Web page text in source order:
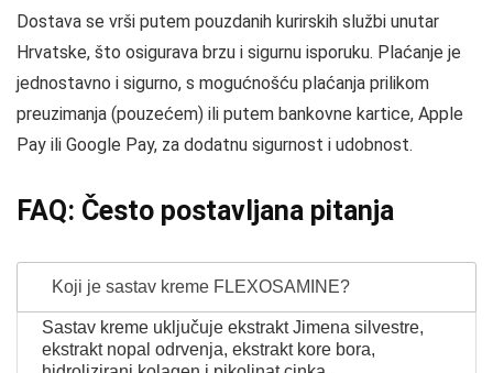
Dostava se vrši putem pouzdanih kurirskih službi unutar
Hrvatske, što osigurava brzu i sigurnu isporuku. Plaćanje je
jednostavno i sigurno, s mogućnošću plaćanja prilikom
preuzimanja (pouzećem) ili putem bankovne kartice, Apple
Pay ili Google Pay, za dodatnu sigurnost i udobnost.
FAQ: Često postavljana pitanja
Koji je sastav kreme FLEXOSAMINE?
Sastav kreme uključuje ekstrakt Jimena silvestre,
ekstrakt nopal odrvenja, ekstrakt kore bora,